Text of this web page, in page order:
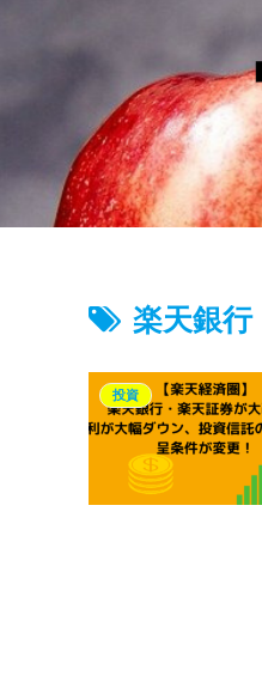
楽天銀行
投資